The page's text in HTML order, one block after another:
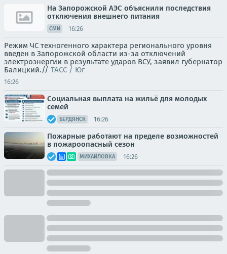
На Запорожской АЭС объяснили последствия
отключения внешнего питания
СМИ 16:26
Режим ЧС техногенного характера регионального уровня
введен в Запорожской области из-за отключений
электроэнергии в результате ударов ВСУ, заявил губернатор
Балицкий.// ТАСС / Юг
16:26
Социальная выплата на жильё для молодых
семей
БЕРДЯНСК 16:26
Пожарные работают на пределе возможностей
в пожароопасный сезон
МИХАЙЛОВКА 16:26